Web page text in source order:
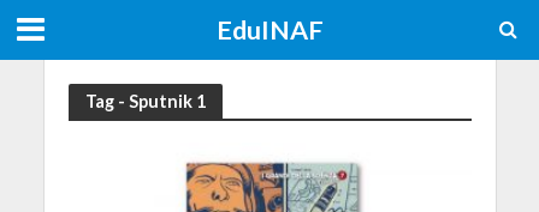
EduINAF
Tag - Sputnik 1